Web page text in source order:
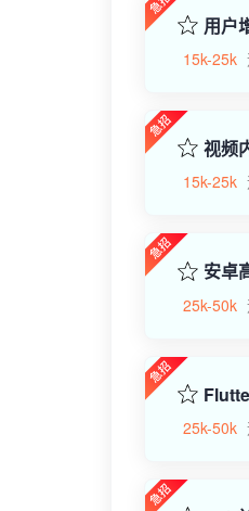
用户
15k-25k
视频
15k-25k
安卓
25k-50k
25k-50k